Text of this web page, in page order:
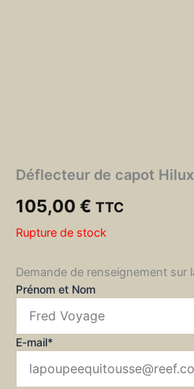
Déflecteur de capot
105,00 € TTC
Rupture de stock
Demande de renseignement sur
Prénom et Nom
E-mail*